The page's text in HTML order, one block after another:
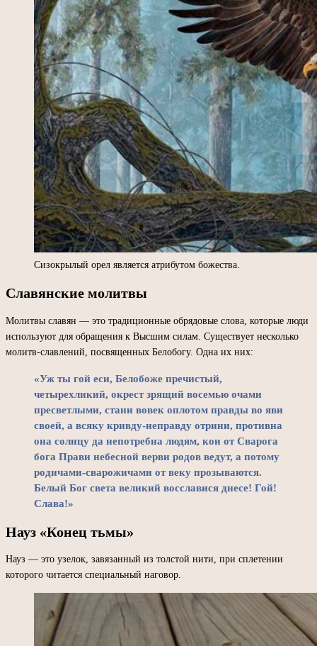
Сизокрылый орел является атрибутом божества.
Славянские молитвы
Молитвы славян — это традиционные обрядовые слова, которые люди
используют для обращения к Высшим силам. Существует несколько
молитв-славлений, посвященных Белобогу. Одна их них:
«Уж ты гой еси, Белобоже пречистый,
четырехликий, окрест зрящий восемью очами
пресветлыми, стани вовек оплотом правды во яви
своей, а всяку кривду-неправду отрини, противна
она солнцу да непотребна людям, кои от Сварога
бога Прави небесной верви родов ведут, а потому
родичами-сварожичами от веку прозываются.
Белый Бог света великий восславися днесе! Гой!
Слава!»
Науз «Конец тьмы»
Науз — это узелок, завязанный из толстой нити, при сплетении
которого читается специальный наговор.